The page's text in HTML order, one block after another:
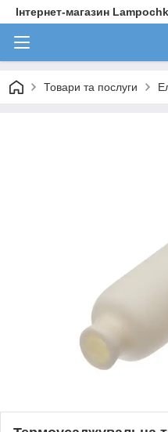
Інтернет-магазин
Товари та послуги